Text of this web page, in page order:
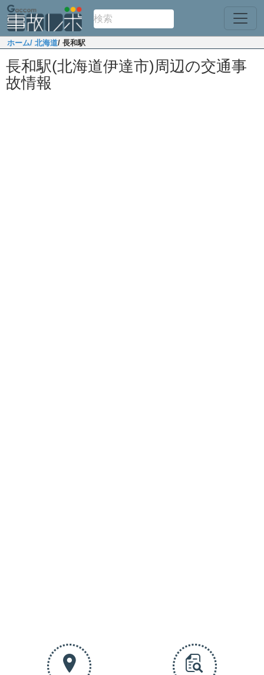
ホーム/ 北海道/ 長和駅
長和駅(北海道伊達市)周辺の交通事
故情報